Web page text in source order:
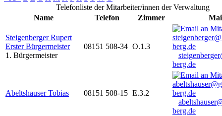
Telefonliste der Mitarbeiter/innen der Verwaltung
Name
Telefon Zimmer
Steigenberger Rupert
Erster Bürgermeister
1. Bürgermeister
08151 508-34 O.1.3
berg.de
Abeltshauser Tobias 08151 508-15 E.3.2
berg.de